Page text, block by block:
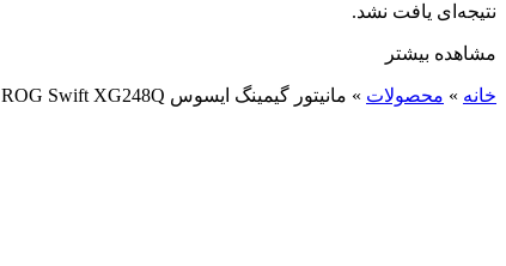
نتیجه‌ای یافت نشد.
مشاهده بیشتر
خانه » محصولات » مانیتور گیمینگ ایسوس ROG Swift XG248Q